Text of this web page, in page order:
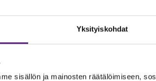
Yksityiskohdat
sisällön ja mainosten räätälöimiseen,